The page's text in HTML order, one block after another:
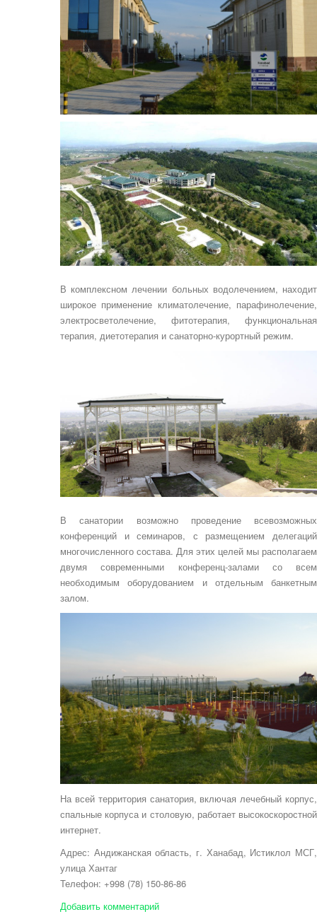
В комплексном лечении больных водолечением, находит
широкое применение климатолечение, парафинолечение,
электросветолечение, фитотерапия, функциональная
терапия, диетотерапия и санаторно-курортный режим.
В санатории возможно проведение всевозможных
конференций и семинаров, с размещением делегаций
многочисленного состава. Для этих целей мы располагаем
двумя современными конференц-залами со всем
необходимым оборудованием и отдельным банкетным
залом.
На всей территория санатория, включая лечебный корпус,
спальные корпуса и столовую, работает высокоскоростной
интернет.
Адрес: Андижанская область, г. Ханабад, Истиклол МСГ,
улица Хантаг
Телефон: +998 (78) 150-86-86
Добавить комментарий